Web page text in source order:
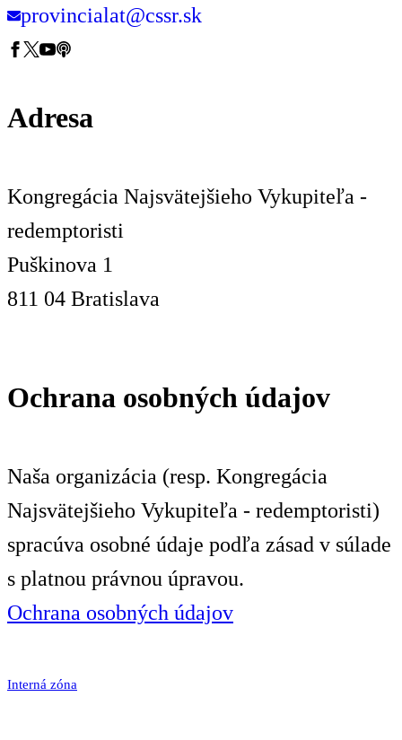
provincialat@cssr.sk
Adresa
Kongregácia Najsvätejšieho Vykupiteľa -
redemptoristi
Puškinova 1
811 04 Bratislava
Ochrana osobných údajov
Naša organizácia (resp. Kongregácia
Najsvätejšieho Vykupiteľa - redemptoristi)
spracúva osobné údaje podľa zásad v súlade
s platnou právnou úpravou.
Ochrana osobných údajov
Interná zóna